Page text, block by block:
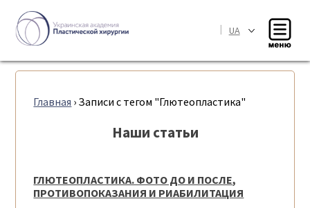
| UA
Главная › Записи с тегом "Глютеопластика"
Наши статьи
ГЛЮТЕОПЛАСТИКА. ФОТО ДО И ПОСЛЕ,
ПРОТИВОПОКАЗАНИЯ И РИАБИЛИТАЦИЯ